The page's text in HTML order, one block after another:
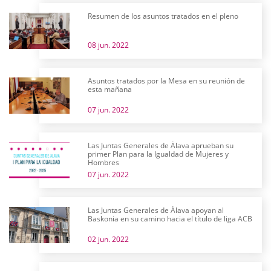
Resumen de los asuntos tratados en el pleno
08 jun. 2022
Asuntos tratados por la Mesa en su reunión de
esta mañana
07 jun. 2022
Las Juntas Generales de Álava aprueban su
primer Plan para la Igualdad de Mujeres y
Hombres
07 jun. 2022
Las Juntas Generales de Álava apoyan al
Baskonia en su camino hacia el título de liga ACB
02 jun. 2022